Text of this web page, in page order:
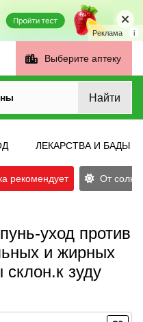
Реклама i
Выберите аптеку
Найти
ЛЕКАРСТВА И БАДЫ
рекомендует От
уход против
и жирных
зуду